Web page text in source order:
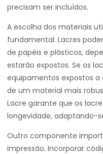
precisam ser incluídos.
A escolha dos materiais
fundamental. Lacres
de papéis e plásticos,
estarão expostos. Se os
equipamentos expostos a
de um material mais
Lacre garante que os
longevidade, adaptando-
Outro componente
impressão. Incorporar